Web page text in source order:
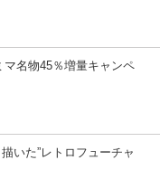
名物45％増量キャンペ
いた”レトロフューチャ